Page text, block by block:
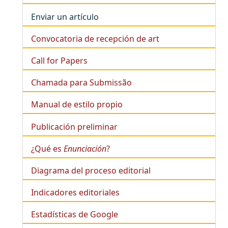
Enviar un artículo
Convocatoria de recepción de art
Call for Papers
Chamada para Submissão
Manual de estilo propio
Publicación preliminar
¿Qué es Enunciación?
Diagrama del proceso editorial
Indicadores editoriales
Estadísticas de Google